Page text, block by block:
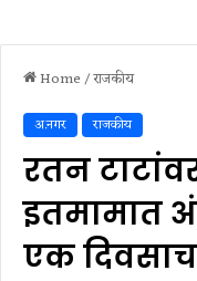
Home/राजकीय
अ.नगर राजकीय
रतन
इतमामात
एक